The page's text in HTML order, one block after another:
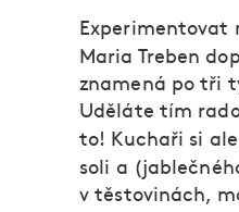
Experimentovat
Maria Treben
znamená po tři
Uděláte tím
to! Kuchaři si
soli a
v těstovinách,